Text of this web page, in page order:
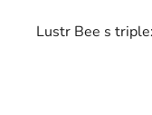
Lustr Bee s